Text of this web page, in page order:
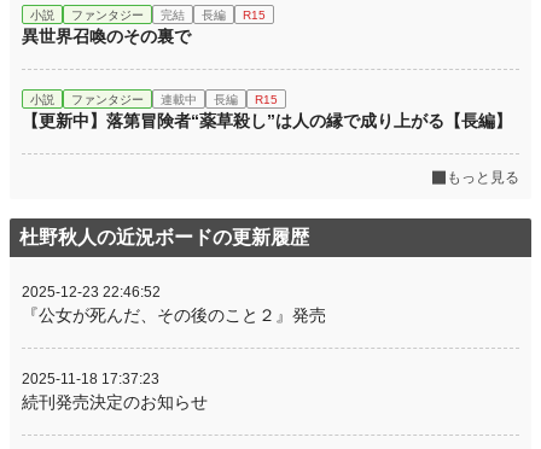
小説 ファンタジー 完結 長編 R15
異世界召喚のその裏で
小説 ファンタジー 連載中 長編 R15
【更新中】落第冒険者“薬草殺し”は人の縁で成り上がる【長編】
もっと見る
杜野秋人の近況ボードの更新履歴
2025-12-23 22:46:52
『公女が死んだ、その後のこと２』発売
2025-11-18 17:37:23
続刊発売決定のお知らせ